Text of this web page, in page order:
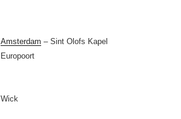
Amsterdam – Sint Olofs Kapel
Europoort
Wick